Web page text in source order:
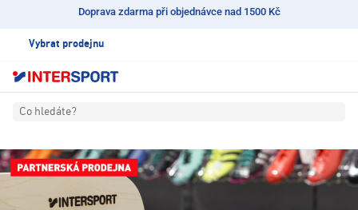
Doprava zdarma při objednávce nad 1500 Kč
Vybrat prodejnu
Co hledáte?